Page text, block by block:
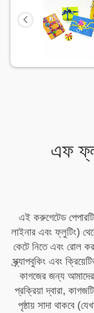
এফ
এই করুগেটেড
লাইনার এবং ফ্লুটিং)
কেটে নিতে এবং রোল
স্ক্র্যাপবুকিং এবং
কাগজের জন্য
প্রক্রিয়া দ্বারা,
পৃষ্ঠায় সাদা থাকবে